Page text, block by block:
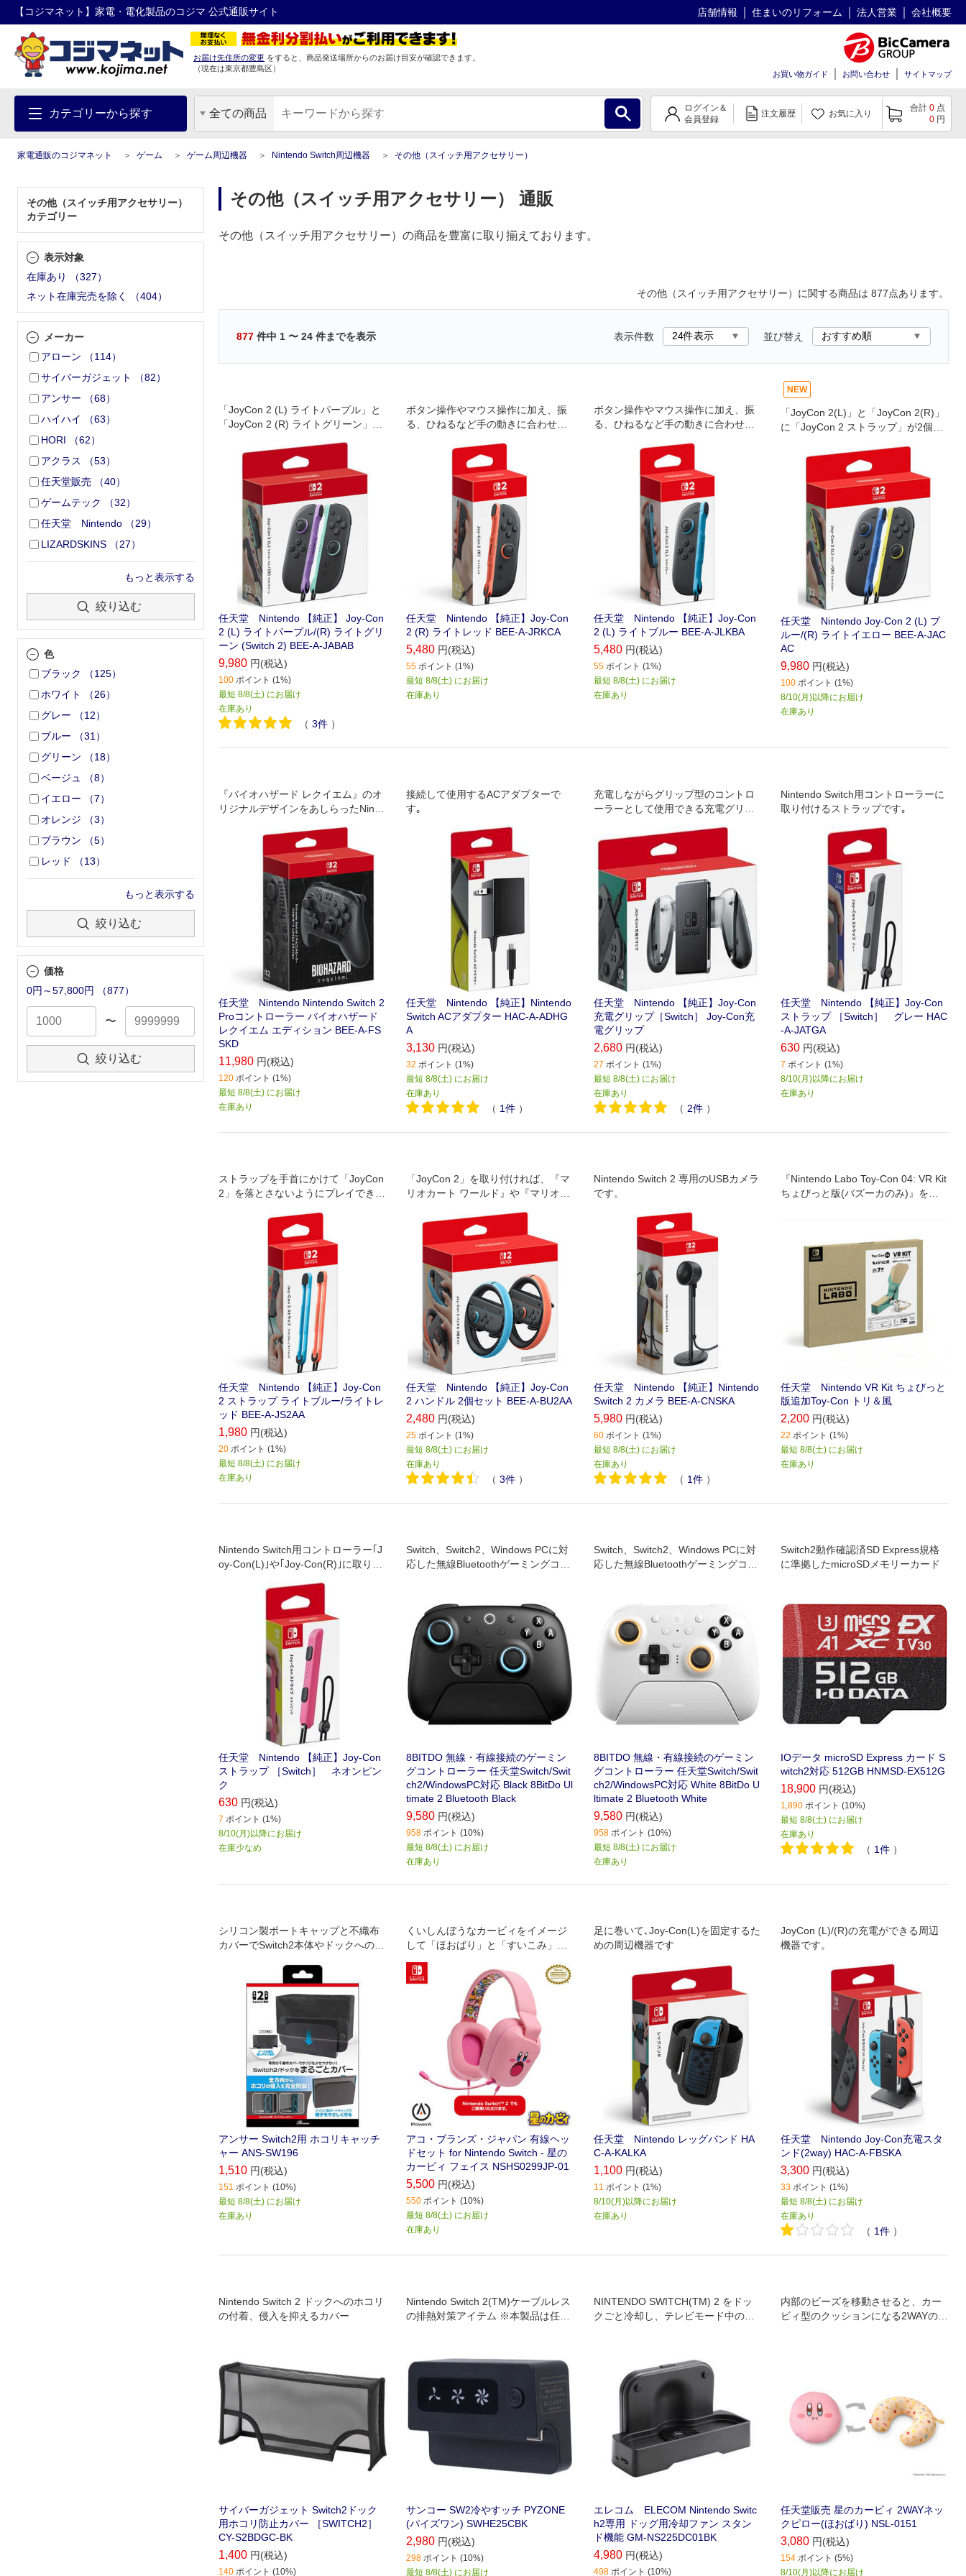
【コジマネット】家電・電化製品のコジマ 公式通販サイト 店舗情報 住まいのリフォーム 法人営業 会社概要
お届け先住所の変更 をすると、商品発送場所からのお届け目安が確認できます。
（現在は東京都豊島区）
お買い物ガイド お問い合わせ サイトマップ
カテゴリーから探す 全ての商品
ログイン＆
会員登録
注文履歴 お気に入り
合計 0 点
0 円
家電通販のコジマネット ゲーム ゲーム周辺機器 Nintendo Switch周辺機器 その他（スイッチ用アクセサリー）
その他（スイッチ用アクセサリー）
カテゴリー
表示対象
在庫あり
（327）
ネット在庫完売を除く
（404）
メーカー
アローン
（114）
サイバーガジェット
（82）
アンサー
（68）
ハイハイ
（63）
HORI
（62）
アクラス
（53）
任天堂販売
（40）
ゲームテック
（32）
任天堂 Nintendo
（29）
LIZARDSKINS
（27）
もっと表示する
絞り込む
色
ブラック
（125）
ホワイト
（26）
グレー
（12）
ブルー
（31 ）
グリーン
（18）
ベージュ
（8）
イエロー
（7）
オレンジ
（3）
ブラウン
（5）
レッド
（13）
もっと表示する
絞り込む
価格
0円～57,800円
（877）
〜
絞り込む
その他（スイッチ用アクセサリー） 通販
その他（スイッチ用アクセサリー）の商品を豊富に取り揃えております。
その他（スイッチ用アクセサリー） に関する商品は 877点あります。
877 件中 1 〜 24 件までを表示 表示件数 並び替え
「JoyCon 2 (L) ライトパープル」と
「JoyCon 2 (R) ライトグリーン」に
たセットです。
任天堂 Nintendo 【純正】 Joy-Con
2 (L) ライトパープル/(R) ライトグリ
ーン (Switch 2) BEE-A-JABAB
9,980 円(税込)
100 ポイント (1%)
最短 8/8(土) にお届け
在庫あり
（ 3件 ）
ボタン操作やマウス操作に加え、振
る、ひねるなど手の動きに合わせて
任天堂 Nintendo 【純正】Joy-Con
2 (R) ライトレッド BEE-A-JRKCA
5,480 円(税込)
55 ポイント (1%)
最短 8/8(土) にお届け
在庫あり
ボタン操作やマウス操作に加え、振
る、ひねるなど手の動きに合わせて
任天堂 Nintendo 【純正】Joy-Con
2 (L) ライトブルー BEE-A-JLKBA
5,480 円(税込)
55 ポイント (1%)
最短 8/8(土) にお届け
在庫あり
NEW
「JoyCon 2(L)」と「JoyCon 2(R)」
に「JoyCon 2 ストラップ」が2個付
任天堂 Nintendo Joy-Con 2 (L) ブ
ルー/(R) ライトイエロー BEE-A-JAC
AC
9,980 円(税込)
100 ポイント (1%)
8/10(月)以降にお届け
在庫あり
『バイオハザード レクイエム』のオ
リジナルデザインをあしらったNinte
任天堂 Nintendo Nintendo Switch 2
Proコントローラー バイオハザード
レクイエム エディション BEE-A-FS
SKD
11,980 円(税込)
120 ポイント (1%)
最短 8/8(土) にお届け
在庫あり
接続して使用するACアダプターで
す｡
任天堂 Nintendo 【純正】Nintendo
Switch ACアダプター HAC-A-ADHG
A
3,130 円(税込)
32 ポイント (1%)
最短 8/8(土) にお届け
在庫あり
（ 1件 ）
充電しながらグリップ型のコントロ
ーラーとして使用できる充電グリッ
任天堂 Nintendo 【純正】Joy-Con
充電グリップ［Switch］ Joy-Con充
電グリップ
2,680 円(税込)
27 ポイント (1%)
最短 8/8(土) にお届け
在庫あり
（ 2件 ）
Nintendo Switch用コントローラーに
取り付けるストラップです｡
任天堂 Nintendo 【純正】Joy-Con
ストラップ ［Switch］ グレー HAC
-A-JATGA
630 円(税込)
7 ポイント (1%)
8/10(月)以降にお届け
在庫あり
ストラップを手首にかけて「JoyCon
2」を落とさないようにプレイできる
マウス操作も安定して行えます。
任天堂 Nintendo 【純正】Joy-Con
2 ストラップ ライトブルー/ライトレ
ッド BEE-A-JS2AA
1,980 円(税込)
20 ポイント (1%)
最短 8/8(土) にお届け
在庫あり
「JoyCon 2」を取り付ければ、『マ
リオカート ワールド』や『マリオカ
ームをドライブ感覚で操作できるよ
うになります。
任天堂 Nintendo 【純正】Joy-Con
2 ハンドル 2個セット BEE-A-BU2AA
2,480 円(税込)
25 ポイント (1%)
最短 8/8(土) にお届け
在庫あり
（ 3件 ）
Nintendo Switch 2 専用のUSBカメラ
です。
任天堂 Nintendo 【純正】Nintendo
Switch 2 カメラ BEE-A-CNSKA
5,980 円(税込)
60 ポイント (1%)
最短 8/8(土) にお届け
在庫あり
（ 1件 ）
『Nintendo Labo Toy-Con 04: VR Kit
ちょびっと版(バズーカのみ)』をお
任天堂 Nintendo VR Kit ちょびっと
版追加Toy-Con トリ＆風
2,200 円(税込)
22 ポイント (1%)
最短 8/8(土) にお届け
在庫あり
Nintendo Switch用コントローラー｢J
oy-Con(L)｣や｢Joy-Con(R)｣に取り付
任天堂 Nintendo 【純正】Joy-Con
ストラップ ［Switch］ ネオンピン
ク
630 円(税込)
7 ポイント (1%)
8/10(月)以降にお届け
在庫少なめ
Switch、Switch2、Windows PCに対
応した無線Bluetoothゲーミングコン
8BITDO 無線・有線接続のゲーミン
グコントローラー 任天堂Switch/Swit
ch2/WindowsPC対応 Black 8BitDo Ul
timate 2 Bluetooth Black
9,580 円(税込)
958 ポイント (10%)
最短 8/8(土) にお届け
在庫あり
Switch、Switch2、Windows PCに対
応した無線Bluetoothゲーミングコン
8BITDO 無線・有線接続のゲーミン
グコントローラー 任天堂Switch/Swit
ch2/WindowsPC対応 White 8BitDo U
ltimate 2 Bluetooth White
9,580 円(税込)
958 ポイント (10%)
最短 8/8(土) にお届け
在庫あり
Switch2動作確認済SD Express規格
に準拠したmicroSDメモリーカード
IOデータ microSD Express カード S
witch2対応 512GB HNMSD-EX512G
18,900 円(税込)
1,890 ポイント (10%)
最短 8/8(土) にお届け
在庫あり
（ 1件 ）
シリコン製ポートキャップと不織布
カバーでSwitch2本体やドックへのホ
アンサー Switch2用 ホコリキャッチ
ャー ANS-SW196
1,510 円(税込)
151 ポイント (10%)
最短 8/8(土) にお届け
在庫あり
くいしんぼうなカービィをイメージ
して「ほおばり」と「すいこみ」の
表情でデザインされた公式Nintendo
Switch用有線ヘッドセット。
アコ・ブランズ・ジャパン 有線ヘッ
ドセット for Nintendo Switch - 星の
カービィ フェイス NSHS0299JP-01
5,500 円(税込)
550 ポイント (10%)
最短 8/8(土) にお届け
在庫あり
足に巻いて､Joy-Con(L)を固定するた
めの周辺機器です
任天堂 Nintendo レッグバンド HA
C-A-KALKA
1,100 円(税込)
11 ポイント (1%)
8/10(月)以降にお届け
在庫あり
JoyCon (L)/(R)の充電ができる周辺
機器です。
任天堂 Nintendo Joy-Con充電スタ
ンド(2way) HAC-A-FBSKA
3,300 円(税込)
33 ポイント (1%)
最短 8/8(土) にお届け
在庫あり
（ 1件 ）
Nintendo Switch 2 ドックへのホコリ
の付着、侵入を抑えるカバー
サイバーガジェット Switch2ドック
用ホコリ防止カバー ［SWITCH2］
CY-S2BDGC-BK
1,400 円(税込)
140 ポイント (10%)
Nintendo Switch 2(TM)ケーブルレス
の排熱対策アイテム ※本製品は任天
サンコー SW2冷やすッチ PYZONE
(パイズワン) SWHE25CBK
2,980 円(税込)
298 ポイント (10%)
最短 8/8(土) にお届け
NINTENDO SWITCH(TM) 2 をドッ
クごと冷却し、テレビモード中の機
エレコム ELECOM Nintendo Switc
h2専用 ドッグ用冷却ファン スタン
ド機能 GM-NS225DC01BK
4,980 円(税込)
498 ポイント (10%)
内部のビーズを移動させると、カー
ビィ型のクッションになる2WAYのネ
任天堂販売 星のカービィ 2WAYネッ
クピロー(ほおばり) NSL-0151
3,080 円(税込)
154 ポイント (5%)
8/10(月)以降にお届け